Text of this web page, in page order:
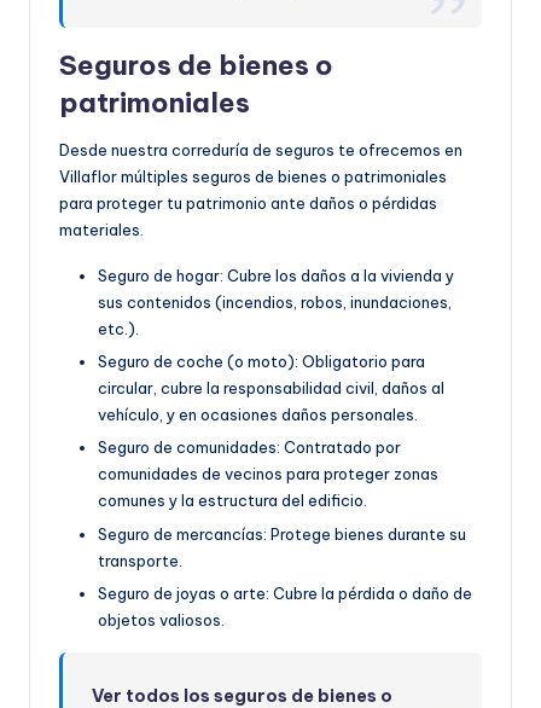
Seguros de bienes o
patrimoniales
Desde nuestra correduría de seguros te ofrecemos en
Villaflor múltiples seguros de bienes o patrimoniales
para proteger tu patrimonio ante daños o pérdidas
materiales.
Seguro de hogar: Cubre los daños a la vivienda y
sus contenidos (incendios, robos, inundaciones,
etc.).
Seguro de coche (o moto): Obligatorio para
circular, cubre la responsabilidad civil, daños al
vehículo, y en ocasiones daños personales.
Seguro de comunidades: Contratado por
comunidades de vecinos para proteger zonas
comunes y la estructura del edificio.
Seguro de mercancías: Protege bienes durante su
transporte.
Seguro de joyas o arte: Cubre la pérdida o daño de
objetos valiosos.
Ver todos los seguros de bienes o